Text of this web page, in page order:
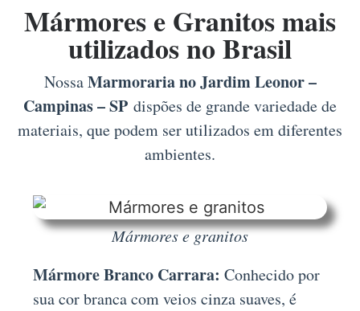
Mármores e Granitos mais
utilizados no Brasil
NossaMarmoraria no Jardim Leonor –
Campinas – SP dispões de grande variedade de
materiais, que podem ser utilizados em diferentes
ambientes.
Mármores e granitos
Mármore Branco Carrara: Conhecido por
sua cor branca com veios cinza suaves, é